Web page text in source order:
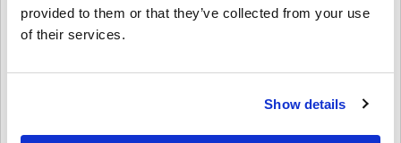
provided to them or that they’ve collected from your use
of their services.
Show details
Cartão Nintendo eShop 15 EUR
Cartão Nintendo eShop 25 EUR
corresponde à configuração do seu país/região. Portanto, não